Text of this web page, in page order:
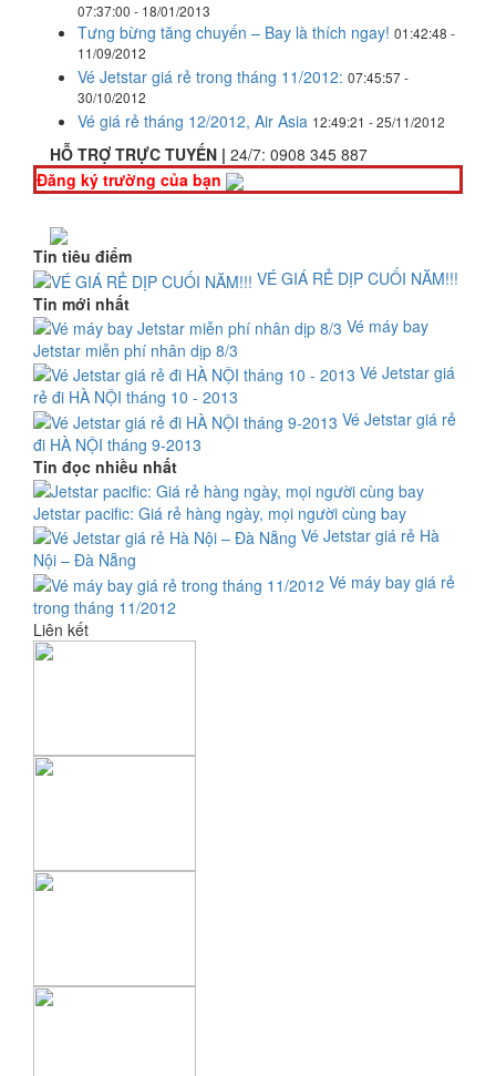
07:37:00 - 18/01/2013
Tưng bừng tăng chuyến – Bay là thích ngay! 01:42:48 -
11/09/2012
Vé Jetstar giá rẻ trong tháng 11/2012: 07:45:57 -
30/10/2012
Vé giá rẻ tháng 12/2012, Air Asia 12:49:21 - 25/11/2012
HỖ TRỢ TRỰC TUYẾN | 24/7: 0908 345 887
Đăng ký trường của bạn
Tin tiêu điểm
VÉ GIÁ RẺ DỊP CUỐI NĂM!!!
Tin mới nhất
Vé máy bay
Jetstar miễn phí nhân dịp 8/3
Vé Jetstar giá
rẻ đi HÀ NỘI tháng 10 - 2013
Vé Jetstar giá rẻ
đi HÀ NỘI tháng 9-2013
Tin đọc nhiều nhất
Jetstar pacific: Giá rẻ hàng ngày, mọi người cùng bay
Vé Jetstar giá rẻ Hà
Nội – Đà Nẵng
Vé máy bay giá rẻ
trong tháng 11/2012
Liên kết